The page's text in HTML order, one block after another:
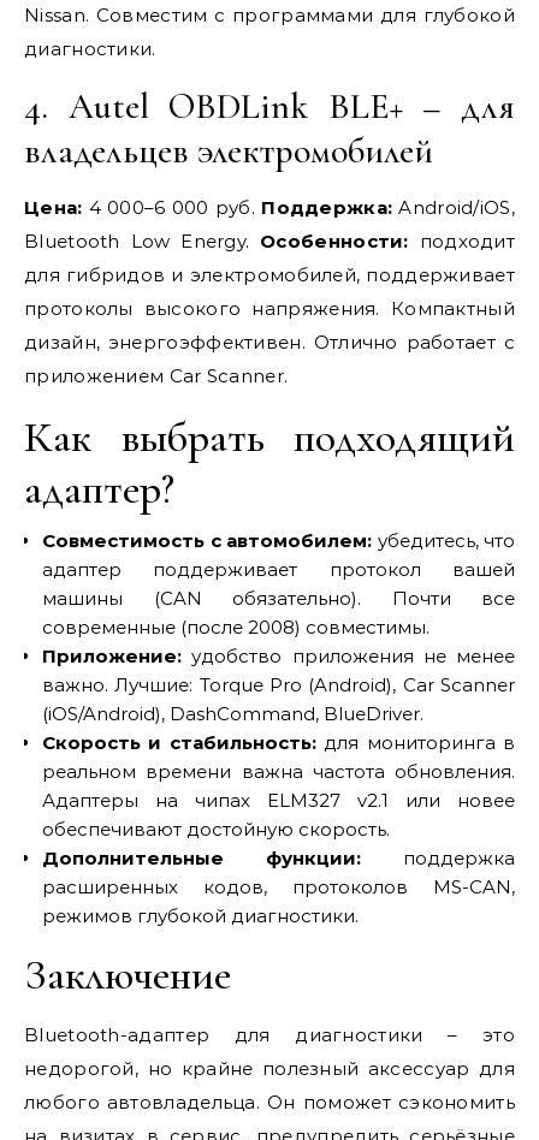
Nissan. Совместим с программами для глубокой
диагностики.
4. Autel OBDLink BLE+ – для
владельцев электромобилей
Цена: 4 000–6 000 руб. Поддержка: Android/iOS,
Bluetooth Low Energy. Особенности: подходит
для гибридов и электромобилей, поддерживает
протоколы высокого напряжения. Компактный
дизайн, энергоэффективен. Отлично работает с
приложением Car Scanner.
Как выбрать подходящий
адаптер?
Совместимость с автомобилем: убедитесь, что
адаптер поддерживает протокол вашей
машины (CAN обязательно). Почти все
современные (после 2008) совместимы.
Приложение: удобство приложения не менее
важно. Лучшие: Torque Pro (Android), Car Scanner
(iOS/Android), DashCommand, BlueDriver.
Скорость и стабильность:для мониторинга в
реальном времени важна частота обновления.
Адаптеры на чипах ELM327 v2.1 или новее
обеспечивают достойную скорость.
Дополнительные функции: поддержка
расширенных кодов, протоколов MS-CAN,
режимов глубокой диагностики.
Заключение
Bluetooth-адаптер для диагностики – это
недорогой, но крайне полезный аксессуар для
любого автовладельца. Он поможет сэкономить